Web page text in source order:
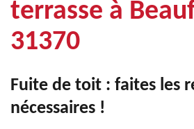
terrasse à
31370
Fuite de toit : faites les
nécessaires !